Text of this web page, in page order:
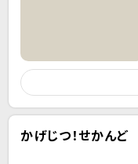
かげじつ！せかんど